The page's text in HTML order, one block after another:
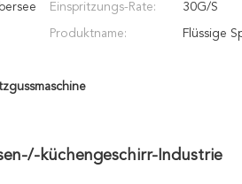
Einspritzungs-Rate: 30G/S
Produktname: Flüssige
küchengeschirr-Industrie